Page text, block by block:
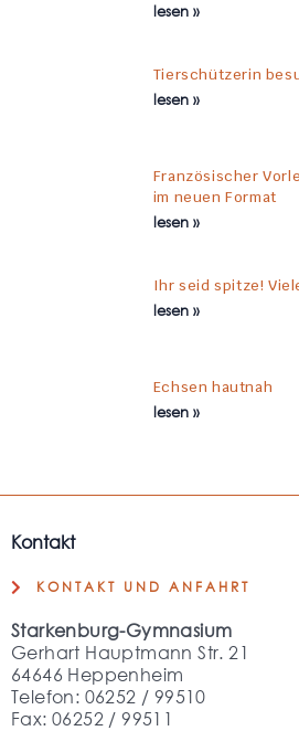
lesen »
Tierschützerin
lesen »
Französischer
im neuen Format
lesen »
Ihr seid spitze!
lesen »
Echsen hautnah
lesen »
Kontakt
KONTAKT UND ANFAHRT
Starkenburg-Gymnasium
Gerhart Hauptmann Str. 21
64646 Heppenheim
Telefon: 06252 / 99510
Fax: 06252 / 99511